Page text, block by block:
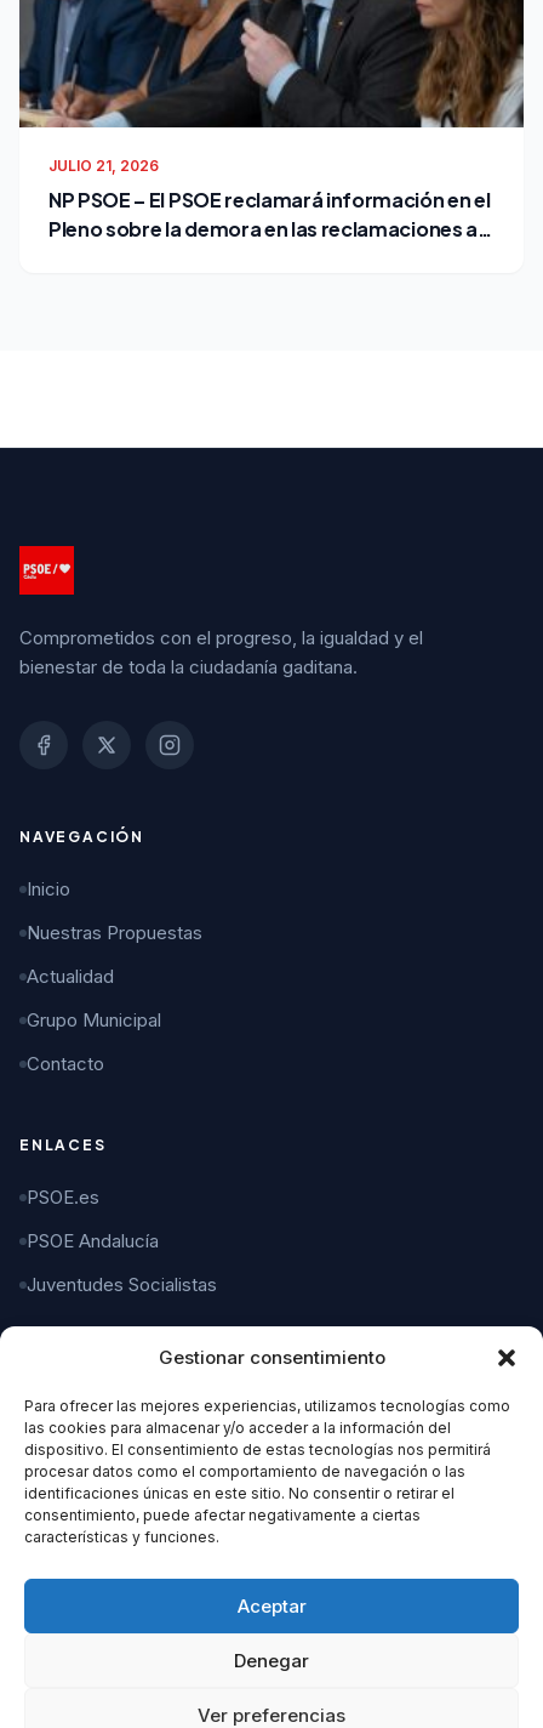
Gestionar consentimiento
Para ofrecer las mejores experiencias, utilizamos tecnologías como
las cookies para almacenar y/o acceder a la información del
dispositivo. El consentimiento de estas tecnologías nos permitirá
procesar datos como el comportamiento de navegación o las
identificaciones únicas en este sitio. No consentir o retirar el
consentimiento, puede afectar negativamente a ciertas
características y funciones.
Aceptar
Denegar
Ver preferencias
JULIO 21, 2026
NP PSOE – El PSOE reclamará información en el
Pleno sobre la demora en las reclamaciones al
Comprometidos con el progreso, la igualdad y el
bienestar de toda la ciudadanía gaditana.
NAVEGACIÓN
Inicio
Nuestras Propuestas
Actualidad
Grupo Municipal
Contacto
ENLACES
PSOE.es
PSOE Andalucía
Juventudes Socialistas
C/ Gaspar del Pino, 4
11004 Cádiz
956 21 21 21
© 2026 PSOE Cádiz. Todos los derechos reservados.